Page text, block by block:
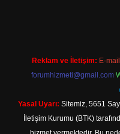
Reklam ve İletişim: E-
forumhizmeti@gmail.com
Yasal Uyarı: Sitemiz, 5651
İletişim Kurumu (BTK)